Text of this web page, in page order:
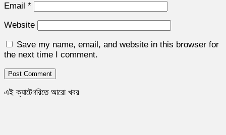
Email *
Website
Save my name, email, and website in this browser for
the next time I comment.
এই ক্যাটেগরিতে আরো খবর